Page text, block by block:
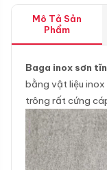
Mô Tả Sản
Phẩm
Baga inox sơn
bằng vật liệu inox
trông rất cứng